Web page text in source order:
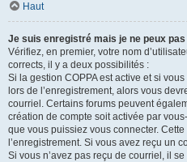
Haut
Je suis enregistré mais je ne peux
Vérifiez, en premier, votre nom
corrects, il y a deux possibilités :
Si la gestion COPPA est active et si
lors de l’enregistrement, alors vous
courriel. Certains forums peuvent
création de compte soit activée par
que vous puissiez vous connecter.
l’enregistrement. Si vous avez reçu un
Si vous n’avez pas reçu de courriel, il